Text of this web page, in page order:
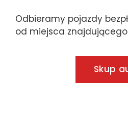
Odbieramy pojazdy
od miejsca
Skup